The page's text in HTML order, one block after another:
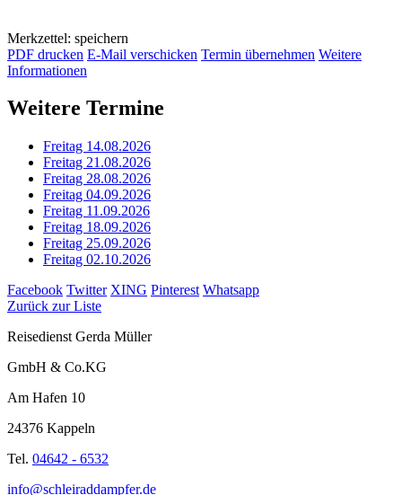
Merkzettel: speichern
PDF drucken E-Mail verschicken Termin übernehmen Weitere
Informationen
Weitere Termine
Freitag 14.08.2026
Freitag 21.08.2026
Freitag 28.08.2026
Freitag 04.09.2026
Freitag 11.09.2026
Freitag 18.09.2026
Freitag 25.09.2026
Freitag 02.10.2026
Facebook Twitter XING Pinterest Whatsapp
Zurück zur Liste
Reisedienst Gerda Müller
GmbH & Co.KG
Am Hafen 10
24376 Kappeln
Tel. 04642 - 6532
info@schleiraddampfer.de